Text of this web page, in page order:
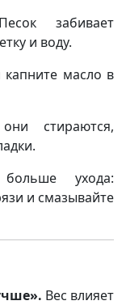
забивает
и воду.
капните масло в
стираются,
ухода:
и смазывайте
Вес влияет